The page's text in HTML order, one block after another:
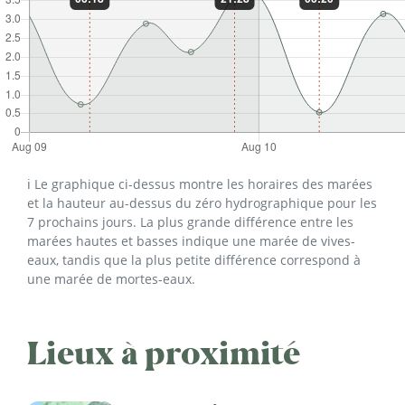
ℹ️ Le graphique ci-dessus montre les horaires des marées
et la hauteur au-dessus du zéro hydrographique pour les
7 prochains jours. La plus grande différence entre les
marées hautes et basses indique une marée de vives-
eaux, tandis que la plus petite différence correspond à
une marée de mortes-eaux.
Lieux à proximité